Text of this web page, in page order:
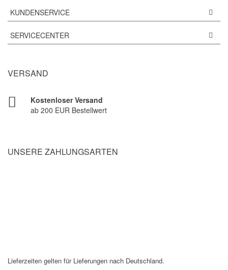
KUNDENSERVICE
SERVICECENTER
VERSAND
Kostenloser Versand
ab 200 EUR Bestellwert
UNSERE ZAHLUNGSARTEN
Lieferzeiten gelten für Lieferungen nach Deutschland.